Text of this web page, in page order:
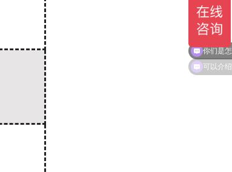
你们是